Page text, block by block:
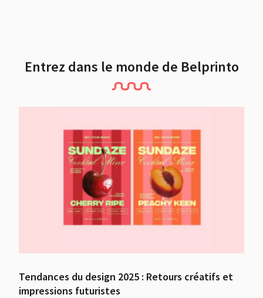
Entrez dans le monde de Belprinto
Tendances du design 2025 : Retours créatifs et
impressions futuristes